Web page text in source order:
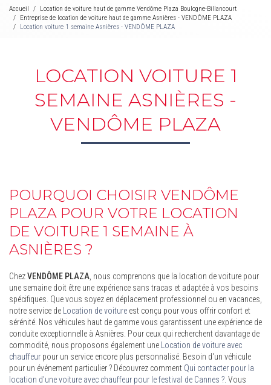
Accueil
Location de voiture haut de gamme Vendôme Plaza Boulogne-Billancourt
Entreprise de location de voiture haut de gamme Asnières - VENDÔME PLAZA
Location voiture 1 semaine Asnières - VENDÔME PLAZA
LOCATION VOITURE 1
SEMAINE ASNIÈRES -
VENDÔME PLAZA
POURQUOI CHOISIR VENDÔME
PLAZA POUR VOTRE LOCATION
DE VOITURE 1 SEMAINE À
ASNIÈRES ?
ChezVENDÔME PLAZA , nous comprenons que la location de voiture pour
une semaine doit être une expérience sans tracas et adaptée à vos besoins
spécifiques. Que vous soyez en déplacement professionnel ou en vacances,
notre service de
Location de voiture est conçu pour vous offrir confort et
sérénité. Nos véhicules haut de gamme vous garantissent une expérience de
conduite exceptionnelle à Asnières. Pour ceux qui recherchent davantage de
commodité, nous proposons également une
Location de voiture avec
chauffeur pour un service encore plus personnalisé. Besoin d'un véhicule
pour un événement particulier ? Découvrez comment Qui contacter pour la
location d'une voiture avec chauffeur pour le festival de Cannes ? . Vous